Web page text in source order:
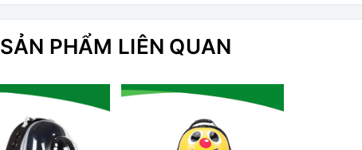
SẢN PHẨM LIÊN QUAN